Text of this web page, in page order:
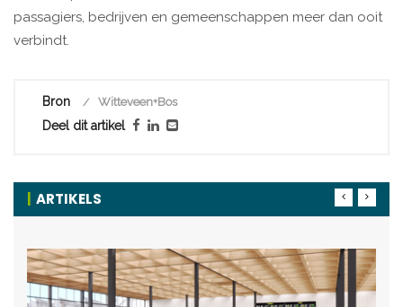
passagiers, bedrijven en gemeenschappen meer dan ooit
verbindt.
Bron Witteveen+Bos
Deel dit artikel
ARTIKELS